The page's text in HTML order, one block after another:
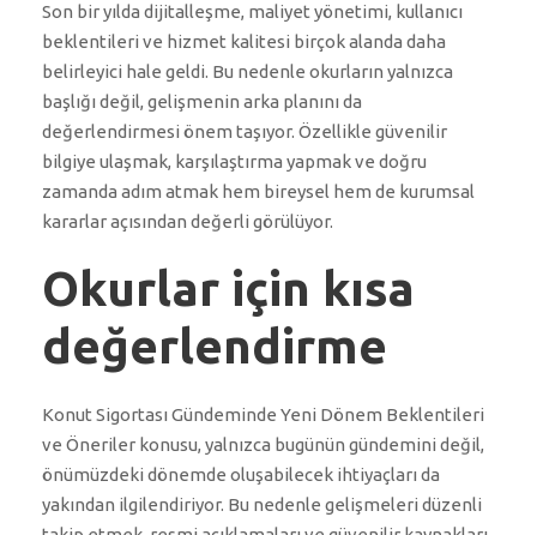
Son bir yılda dijitalleşme, maliyet yönetimi, kullanıcı
beklentileri ve hizmet kalitesi birçok alanda daha
belirleyici hale geldi. Bu nedenle okurların yalnızca
başlığı değil, gelişmenin arka planını da
değerlendirmesi önem taşıyor. Özellikle güvenilir
bilgiye ulaşmak, karşılaştırma yapmak ve doğru
zamanda adım atmak hem bireysel hem de kurumsal
kararlar açısından değerli görülüyor.
Okurlar için kısa
değerlendirme
Konut Sigortası Gündeminde Yeni Dönem Beklentileri
ve Öneriler konusu, yalnızca bugünün gündemini değil,
önümüzdeki dönemde oluşabilecek ihtiyaçları da
yakından ilgilendiriyor. Bu nedenle gelişmeleri düzenli